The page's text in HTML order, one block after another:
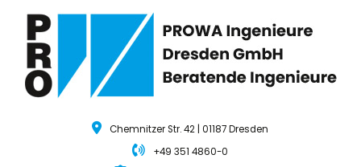
Chemnitzer Str. 42 | 01187 Dresden
+49 351 4860-0